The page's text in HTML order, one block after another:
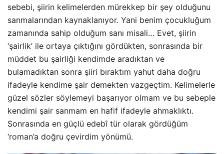
sebebi, şiirin kelimelerden mürekkep bir şey olduğunu
sanmalarından kaynaklanıyor. Yani benim çocukluğum
zamanında sahip olduğum sanı misali… Evet, şiirin
‘şairlik’ ile ortaya çıktığını gördükten, sonrasında bir
müddet bu şairliği kendimde aradıktan ve
bulamadıktan sonra şiiri bıraktım yahut daha doğru
ifadeyle kendime şair demekten vazgeçtim. Kelimelerle
güzel sözler söylemeyi başarıyor olmam ve bu sebeple
kendimi şair sanmam en hafif ifadeyle ahmaklıktı.
Sonrasında en güçlü edebî tür olarak gördüğüm
‘roman’a doğru çevirdim yönümü.